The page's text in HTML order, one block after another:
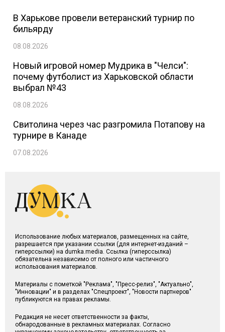
В Харькове провели ветеранский турнир по
бильярду
08.08.2026
Новый игровой номер Мудрика в "Челси":
почему футболист из Харьковской области
выбрал №43
08.08.2026
Свитолина через час разгромила Потапову на
турнире в Канаде
07.08.2026
Использование любых материалов, размещенных на сайте,
разрешается при указании ссылки (для интернет-изданий –
гиперссылки) на dumka.media. Ссылка (гиперссылка)
обязательна независимо от полного или частичного
использования материалов.
Материалы с пометкой "Реклама", "Пресс-релиз", "Актуально",
"Инновации" и в разделах "Спецпроект", "Новости партнеров"
публикуются на правах рекламы.
Редакция не несет ответственности за факты,
обнародованные в рекламных материалах. Согласно